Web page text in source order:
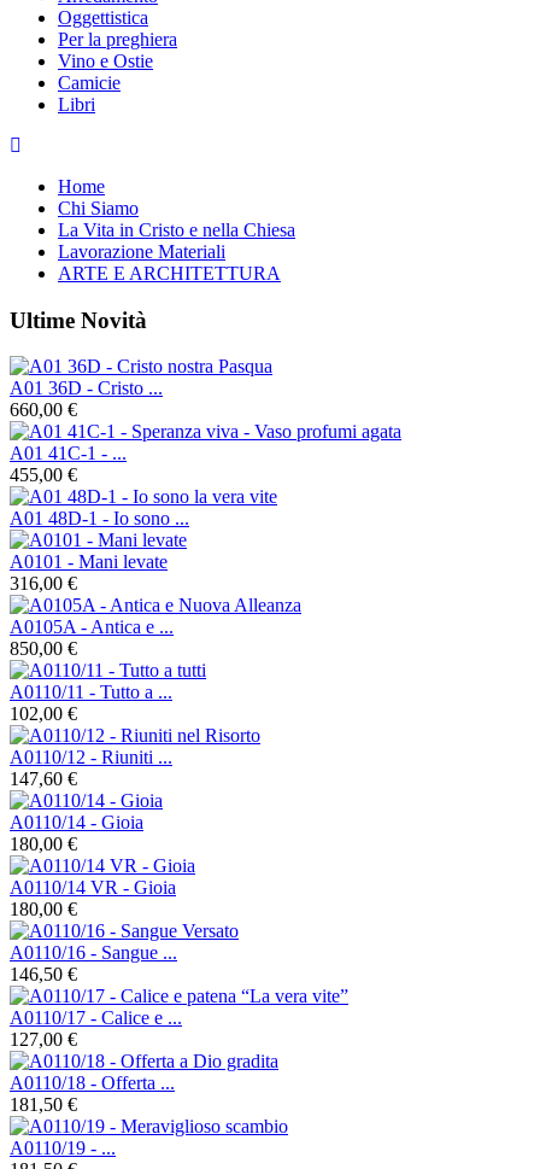
Oggettistica
Per la preghiera
Vino e Ostie
Camicie
Libri
Home
Chi Siamo
La Vita in Cristo e nella Chiesa
Lavorazione Materiali
ARTE E ARCHITETTURA
Ultime Novità
A01 36D - Cristo ...
660,00 €
A01 41C-1 - ...
455,00 €
A01 48D-1 - Io sono ...
A0101 - Mani levate
316,00 €
A0105A - Antica e ...
850,00 €
A0110/11 - Tutto a ...
102,00 €
A0110/12 - Riuniti ...
147,60 €
A0110/14 - Gioia
180,00 €
A0110/14 VR - Gioia
180,00 €
A0110/16 - Sangue ...
146,50 €
A0110/17 - Calice e ...
127,00 €
A0110/18 - Offerta ...
181,50 €
A0110/19 - ...